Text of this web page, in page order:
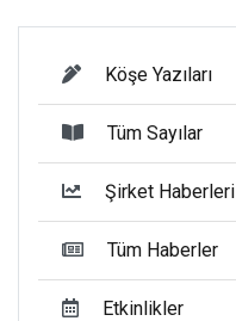
Köşe Yazıları
Tüm Sayılar
Şirket Haberleri
Tüm Haberler
Etkinlikler